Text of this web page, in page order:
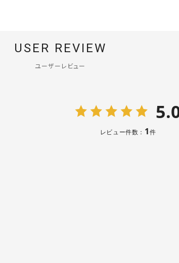
USER REVIEW
ユーザーレビュー
レビュー件数： 1件